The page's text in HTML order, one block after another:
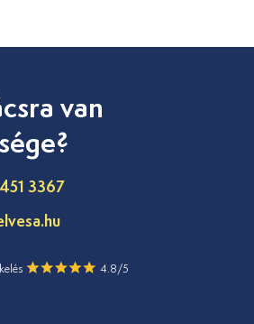
van
3367
4.8/5